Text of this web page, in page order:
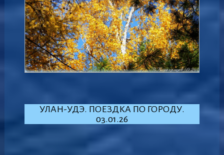
УЛАН-УДЭ. ПОЕЗДКА ПО ГОРОДУ.
03.01.26